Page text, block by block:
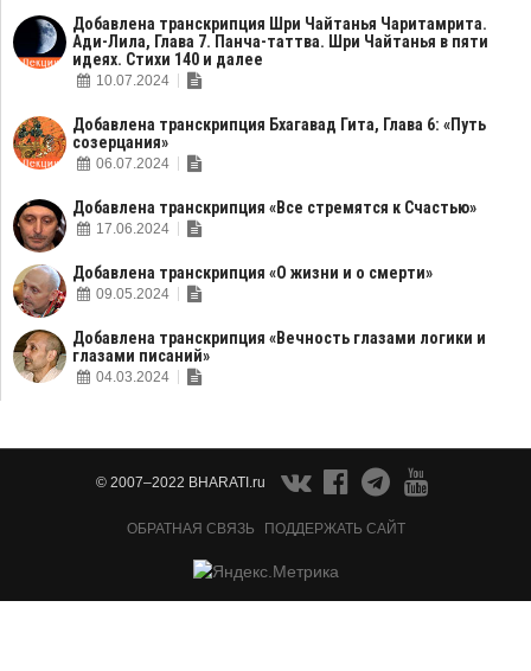
Добавлена транскрипция Шри Чайтанья Чаритамрита.
Ади-Лила, Глава 7. Панча-таттва. Шри Чайтанья в пяти
идеях. Стихи 140 и далее
10.07.2024
Добавлена транскрипция Бхагавад Гита, Глава 6: «Путь
созерцания»
06.07.2024
Добавлена транскрипция «Все стремятся к Счастью»
17.06.2024
Добавлена транскрипция «О жизни и о смерти»
09.05.2024
Добавлена транскрипция «Вечность глазами логики и
глазами писаний»
04.03.2024
© 2007–2022 BHARATI.ru
ОБРАТНАЯ СВЯЗЬ ПОДДЕРЖАТЬ САЙТ